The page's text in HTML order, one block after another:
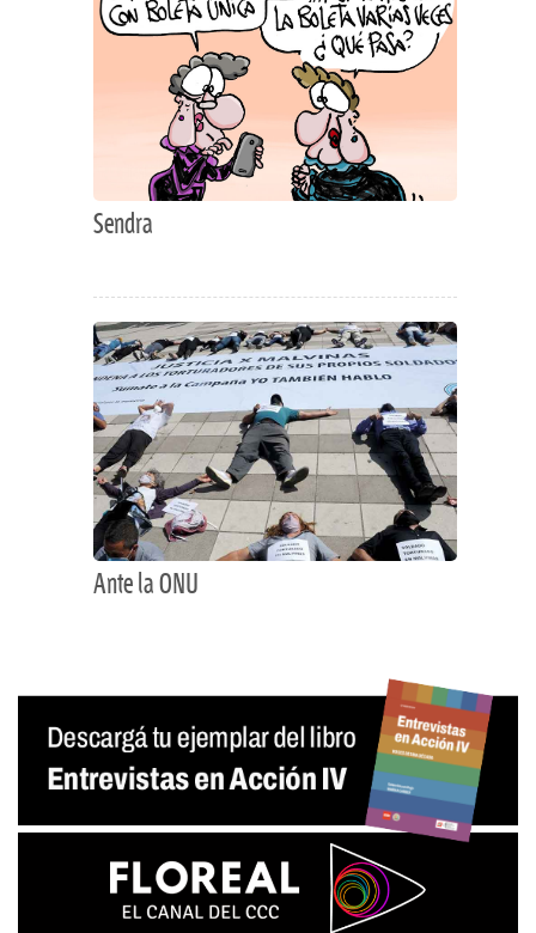
Sendra
Ante la ONU